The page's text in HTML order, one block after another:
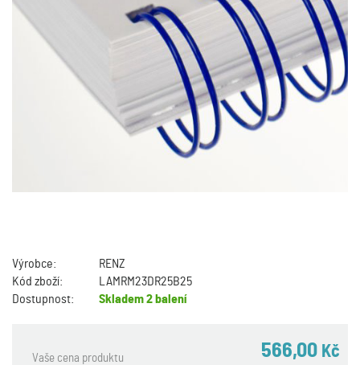
Výrobce:
RENZ
Kód zboží:
LAMRM23DR25B25
Dostupnost:
Skladem2 balení
Vaše cena produktu 566,00 Kč